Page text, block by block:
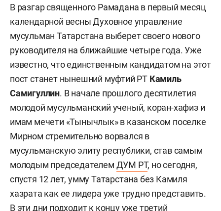
В разгар священного Рамадана в первый месяц
календарной весны Духовное управление
мусульман Татарстана выберет своего нового
руководителя на ближайшие четыре года. Уже
известно, что единственным кандидатом на этот
пост станет нынешний муфтий РТ Камиль
Самигуллин. В начале прошлого десятилетия
молодой мусульманский ученый, коран-хафиз и
имам мечети «Тынычлык» в казанском поселке
Мирном стремительно ворвался в
мусульманскую элиту республики, став самым
молодым председателем ДУМ РТ, но сегодня,
спустя 12 лет, умму Татарстана без Камиля
хазрата как ее лидера уже трудно представить.
В эти дни подходит к концу уже третий